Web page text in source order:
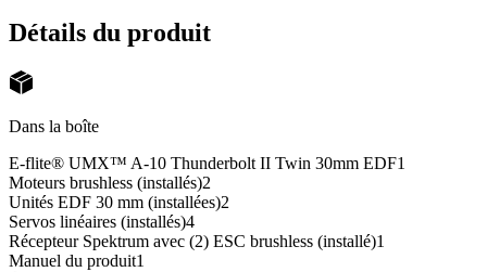
Détails du produit
Dans la boîte
E-flite® UMX™ A-10 Thunderbolt II Twin 30mm EDF1
Moteurs brushless (installés)2
Unités EDF 30 mm (installées)2
Servos linéaires (installés)4
Récepteur Spektrum avec (2) ESC brushless (installé)1
Manuel du produit1